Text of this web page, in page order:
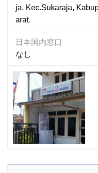
ja, Kec.Sukaraja,
arat.
日本国内窓口
なし